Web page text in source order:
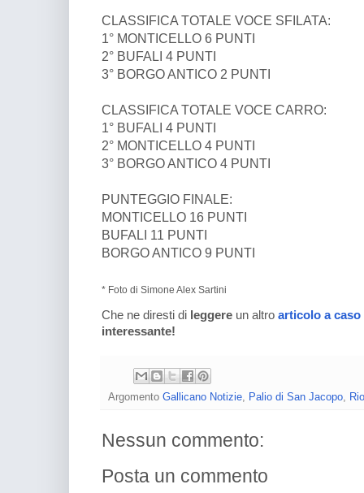
CLASSIFICA TOTALE VOCE SFILATA:
1° MONTICELLO 6 PUNTI
2° BUFALI 4 PUNTI
3° BORGO ANTICO 2 PUNTI
CLASSIFICA TOTALE VOCE CARRO:
1° BUFALI 4 PUNTI
2° MONTICELLO 4 PUNTI
3° BORGO ANTICO 4 PUNTI
PUNTEGGIO FINALE:
MONTICELLO 16 PUNTI
BUFALI 11 PUNTI
BORGO ANTICO 9 PUNTI
* Foto di Simone Alex Sartini
Che ne diresti di leggere un altro articolo a caso
interessante!
Argomento Gallicano Notizie, Palio di San Jacopo,
Nessun commento:
Posta un commento